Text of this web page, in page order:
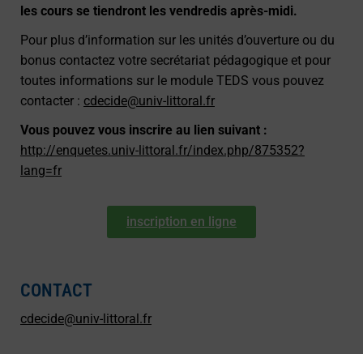
les cours se tiendront les vendredis après-midi.
Pour plus d’information sur les unités d’ouverture ou du
bonus contactez votre secrétariat pédagogique et pour
toutes informations sur le module TEDS vous pouvez
contacter : cdecide@univ-littoral.fr
Vous pouvez vous inscrire au lien suivant :
http://enquetes.univ-littoral.fr/index.php/875352?
lang=fr
inscription en ligne
CONTACT
cdecide@univ-littoral.fr